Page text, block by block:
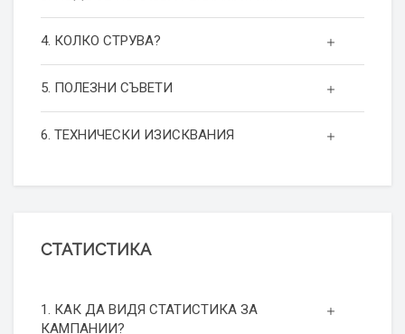
4. КОЛКО СТРУВА?
5. ПОЛЕЗНИ СЪВЕТИ
6. ТЕХНИЧЕСКИ ИЗИСКВАНИЯ
СТАТИСТИКА
1. КАК ДА ВИДЯ СТАТИСТИКА ЗА
КАМПАНИИ?